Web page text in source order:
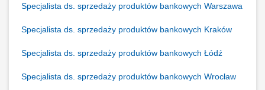
Specjalista ds. sprzedaży produktów bankowych Warszawa
Specjalista ds. sprzedaży produktów bankowych Kraków
Specjalista ds. sprzedaży produktów bankowych Łódź
Specjalista ds. sprzedaży produktów bankowych Wrocław